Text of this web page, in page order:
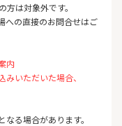
は対象外です。
への直接のお問合せはご
内
いただいた場合、
る場合があります。